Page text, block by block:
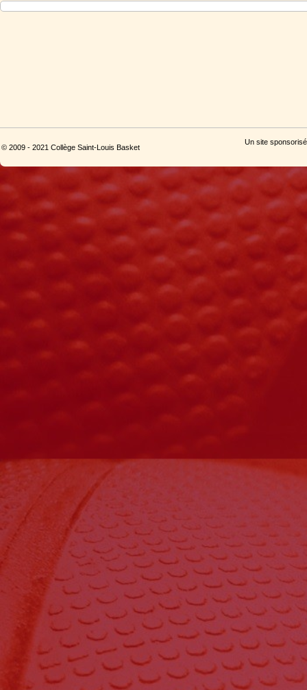
© 2009 - 2021 Collège Saint-Louis Basket
Un site